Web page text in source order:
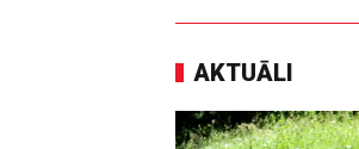
AKTUĀLI